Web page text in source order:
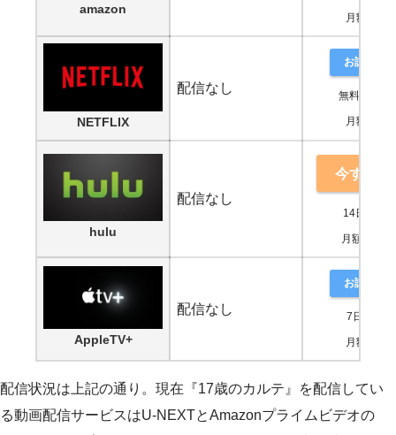
amazon
月額500円
NETFLIX
配信なし
お試し登録
無料期間な
月額880円
hulu
配信なし
今すぐ鑑
14日間無
月額1,026
AppleTV+
配信なし
お試し登録
7日間無料
月額600円
配信状況は上記の通り。現在『17歳のカルテ』を配信してい
る動画配信サービスはU-NEXTとAmazonプライムビデオの